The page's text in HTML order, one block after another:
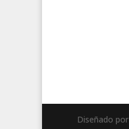
Diseñado por